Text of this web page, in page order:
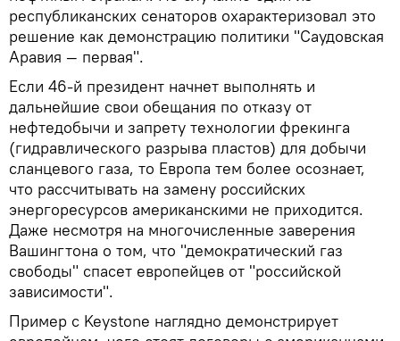
республиканских сенаторов охарактеризовал это
решение как демонстрацию политики "Саудовская
Аравия — первая".
Если 46-й президент начнет выполнять и
дальнейшие свои обещания по отказу от
нефтедобычи и запрету технологии фрекинга
(гидравлического разрыва пластов) для добычи
сланцевого газа, то Европа тем более осознает,
что рассчитывать на замену российских
энергоресурсов американскими не приходится.
Даже несмотря на многочисленные заверения
Вашингтона о том, что "демократический газ
свободы" спасет европейцев от "российской
зависимости".
Пример с Keystone наглядно демонстрирует